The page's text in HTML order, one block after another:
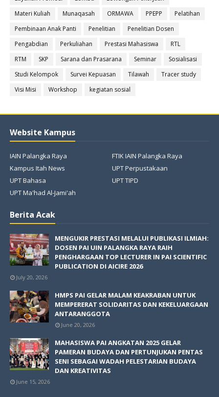
Materi Kuliah
Munaqasah ORMAWA PPEPP
Pelatihan
Pembinaan Anak Panti
Penelitian
Penelitian Dosen
Pengabdian
Perkuliahan Prestasi Mahasiswa
RTL
RTM
SKP Sarana dan Prasarana Seminar
Sosialisasi
Studi Kelompok
Survei Kepuasan Tilawah
Tracer study
Visi Misi
Workshop kegiatan sosial
Website Kampus
IAIN Palangka Raya
FTIK IAIN Palangka Raya
Kampus Itah News
UPT Perpustakaan
UPT Bahasa
UPT TIPD
UPT Ma'had Al-Jami'ah
Berita Acak
MENGUKIR PRESTASI MELALUI PUBLIKASI ILMIAH:
DOSEN PAI UIN PALANGKA RAYA RAIH
PENGHARGAAN TOP LECTURER IN PAI SCIENTIFIC
PUBLICATION DI AICIRE 2026
July 20, 2026
HMPS PAI GELAR MALAM KEAKRABAN UNTUK
MEMPERERAT SOLIDARITAS DAN KEKELUARGAAN
ANTARANGGOTA
June 20, 2026
MAHASISWA PAI ANGKATAN 2025 GELAR
PAMERAN BUDAYA DAN PERTUNJUKAN PENTAS
SENI SEBAGAI WADAH PELESTARIAN BUDAYA
DAN KREATIVITAS
June 15, 2026